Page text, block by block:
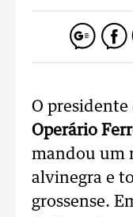
O presidente
Operário
mandou um
alvinegra e
grossense.